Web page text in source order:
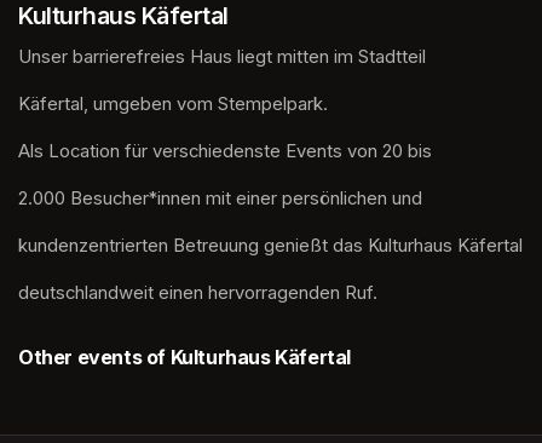
Kulturhaus Käfertal
Unser barrierefreies Haus liegt mitten im Stadtteil
Käfertal, umgeben vom Stempelpark.
Als Location für verschiedenste Events von 20 bis
2.000 Besucher*innen mit einer persönlichen und
kundenzentrierten Betreuung genießt das Kulturhaus Käfertal
deutschlandweit einen hervorragenden Ruf.
Other events of Kulturhaus Käfertal